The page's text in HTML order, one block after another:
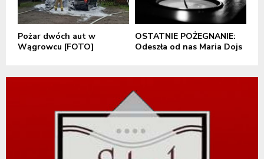
Pożar dwóch aut w
Wągrowcu [FOTO]
OSTATNIE POŻEGNANIE:
Odeszła od nas Maria Dojs